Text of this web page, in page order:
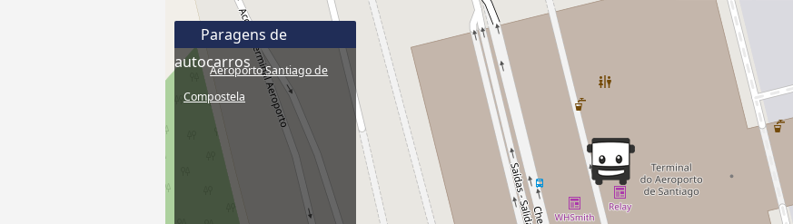
Paragens de
autocarros
Aeroporto Santiago de
Compostela